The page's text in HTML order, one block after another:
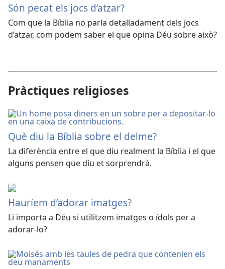
Són pecat els jocs d’atzar?
Com que la Bíblia no parla detalladament dels jocs
d’atzar, com podem saber el que opina Déu sobre això?
Pràctiques religioses
Què diu la Bíblia sobre el delme?
La diferència entre el que diu realment la Bíblia i el que
alguns pensen que diu et sorprendrà.
Hauríem d’adorar imatges?
Li importa a Déu si utilitzem imatges o ídols per a
adorar-lo?